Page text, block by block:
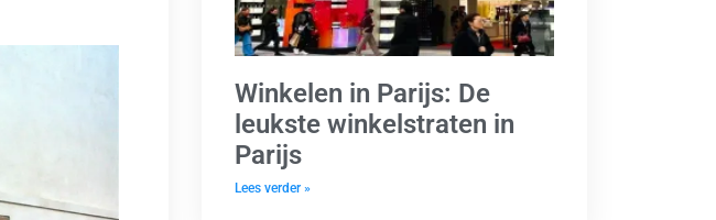
Winkelen in Parijs: De
leukste winkelstraten in
Parijs
Lees verder »